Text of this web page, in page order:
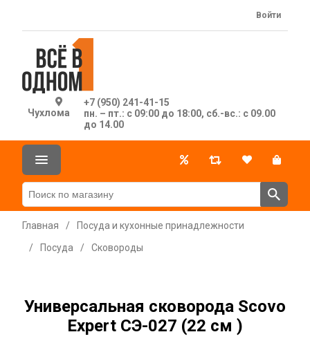
Чухлома
+7 (950) 241-41-15
пн. – пт.: с 09:00 до 18:00, сб.-вс.: с 09.00
до 14.00
Войти
Главная /
Посуда и кухонные принадлежности
/
Посуда / Сковороды
Универсальная сковорода Scovo
Expert СЭ-027 (22 см )